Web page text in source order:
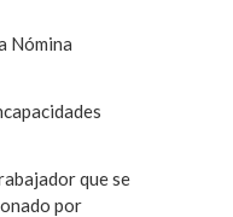
Nómina
que se
por